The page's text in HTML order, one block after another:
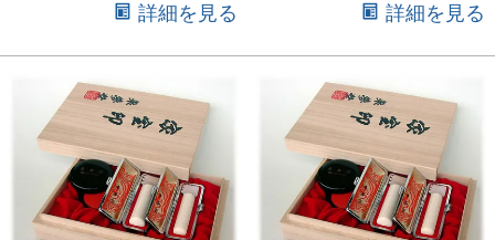
詳細を見る 詳細を見る